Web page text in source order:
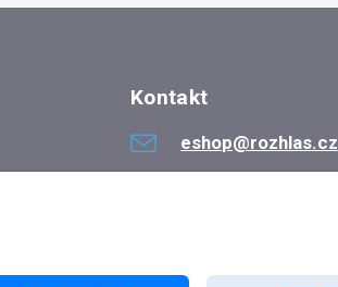
Kontakt
eshop@rozhlas.cz